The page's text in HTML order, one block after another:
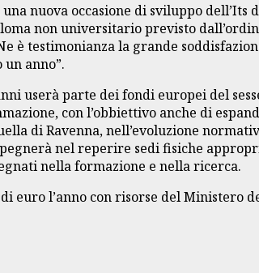
nuova occasione di sviluppo dell’Its
non universitario previsto
è testimonianza la grande
anno”.
userà parte dei fondi europei del
con l’obbiettivo anche di
di Ravenna, nell’evoluzione
nel reperire sedi fisiche
nella formazione e nella ricerca.
l’anno con risorse del Ministero